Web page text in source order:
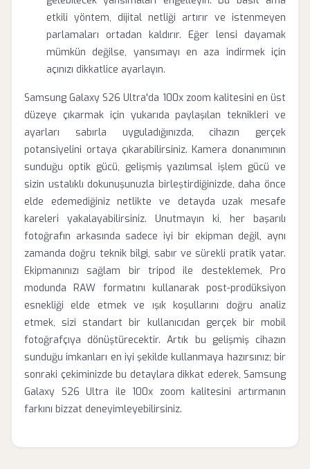
etkili yöntem, dijital netliği artırır ve istenmeyen
parlamaları ortadan kaldırır. Eğer lensi dayamak
mümkün değilse, yansımayı en aza indirmek için
açınızı dikkatlice ayarlayın.
Samsung Galaxy S26 Ultra'da 100x zoom kalitesini en üst
düzeye çıkarmak için yukarıda paylaşılan teknikleri ve
ayarları sabırla uyguladığınızda, cihazın gerçek
potansiyelini ortaya çıkarabilirsiniz. Kamera donanımının
sunduğu optik gücü, gelişmiş yazılımsal işlem gücü ve
sizin ustalıklı dokunuşunuzla birleştirdiğinizde, daha önce
elde edemediğiniz netlikte ve detayda uzak mesafe
kareleri yakalayabilirsiniz. Unutmayın ki, her başarılı
fotoğrafın arkasında sadece iyi bir ekipman değil, aynı
zamanda doğru teknik bilgi, sabır ve sürekli pratik yatar.
Ekipmanınızı sağlam bir tripod ile desteklemek, Pro
modunda RAW formatını kullanarak post-prodüksiyon
esnekliği elde etmek ve ışık koşullarını doğru analiz
etmek, sizi standart bir kullanıcıdan gerçek bir mobil
fotoğrafçıya dönüştürecektir. Artık bu gelişmiş cihazın
sunduğu imkanları en iyi şekilde kullanmaya hazırsınız; bir
sonraki çekiminizde bu detaylara dikkat ederek, Samsung
Galaxy S26 Ultra ile 100x zoom kalitesini artırmanın
farkını bizzat deneyimleyebilirsiniz.